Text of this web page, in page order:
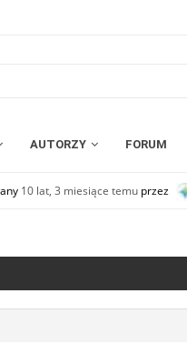
AUTORZY FORUM
10 lat, 3 miesiące temu przez